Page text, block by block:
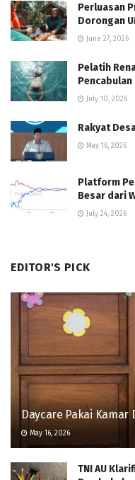
Perluasan
Dorongan
June 27, 2026
Pelatih
July 10, 2026
Rakyat
May 16, 2026
Platform
Besar dari
July 24, 2026
EDITOR'S PICK
Daycare Pakai Kamar
May 16, 2026
TNI AU